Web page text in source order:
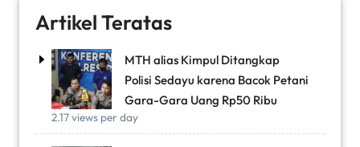
Artikel Teratas
MTH alias Kimpul Ditangkap
Polisi Sedayu karena Bacok Petani
Gara-Gara Uang Rp50 Ribu
2.17 views per day